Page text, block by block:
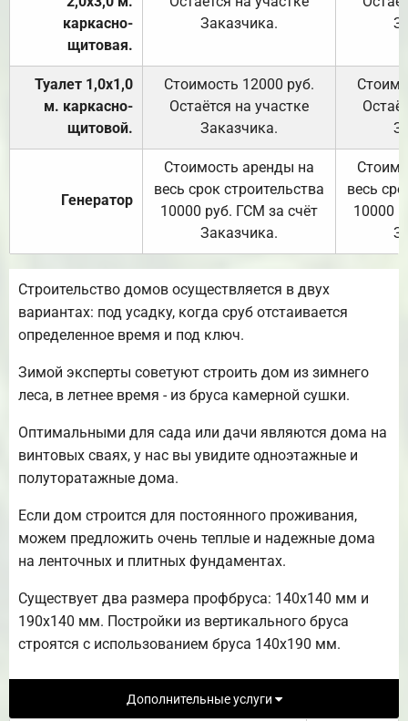
каркасно-
щитовая.
Заказчика.
Туалет 1,0х1,0
м. каркасно-
щитовой.
Стоимость 12000 руб.
Остаётся на участке
Заказчика.
Генератор
Стоимость аренды на
весь срок строительства
10000 руб. ГСМ за счёт
Заказчика.
весь
10000
Строительство домов осуществляется в двух
вариантах: под усадку, когда сруб отстаивается
определенное время и под ключ.
Зимой эксперты советуют строить дом из зимнего
леса, в летнее время - из бруса камерной сушки.
Оптимальными для сада или дачи являются дома на
винтовых сваях, у нас вы увидите одноэтажные и
полуторатажные дома.
Если дом строится для постоянного проживания,
можем предложить очень теплые и надежные дома
на ленточных и плитных фундаментах.
Существует два размера профбруса: 140х140 мм и
190х140 мм. Постройки из вертикального бруса
строятся с использованием бруса 140х190 мм.
Дополнительные услуги